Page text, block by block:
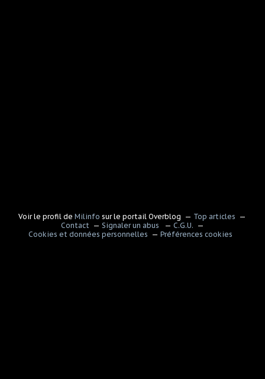
Voir le profil deMilinfo sur le portail Overblog
Top articles
Contact
Signaler un abus
C.G.U.
Cookies et données personnelles
Préférences cookies